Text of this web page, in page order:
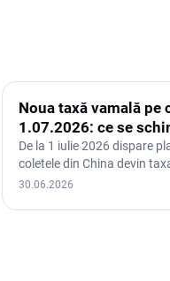
Noua taxă vamală pe
1.07.2026: ce se
De la 1 iulie 2026 dispare
coletele din China devin
schimbă, cum se…
30.06.2026